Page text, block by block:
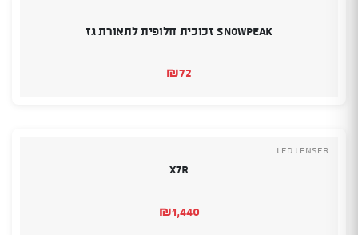
SnowPeak זכוכית חלופית לתאורת גז
₪72
Led Lenser
X7R
₪1,440